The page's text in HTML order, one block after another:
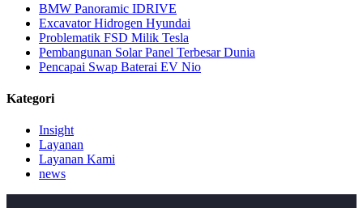
BMW Panoramic IDRIVE
Excavator Hidrogen Hyundai
Problematik FSD Milik Tesla
Pembangunan Solar Panel Terbesar Dunia
Pencapai Swap Baterai EV Nio
Kategori
Insight
Layanan
Layanan Kami
news